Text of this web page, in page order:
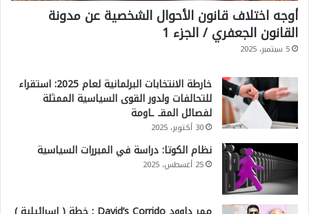
أوجه اختلاف قانون الأحوال الشخصية عن مدونة
القانون الجعفري / الجزء 1
5 سبتمبر، 2025
خارطة الانتخابات البرلمانية لعام 2025: استقراء
للتحالفات ولدور القوى السياسية الممثلة
لفصائل المقـ ـاومة
30 أكتوبر، 2025
نظام الكوتا: دراسة في المبررات السياسية
25 أغسطس، 2025